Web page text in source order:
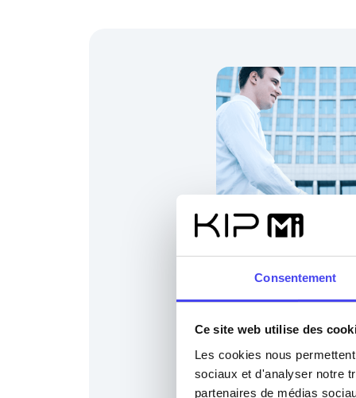
Consentement
Ce site web utilise des
Les cookies nous
sociaux et d'analyser notre
partenaires de médias
Ressources
Dans un contexte de
Ressources Humaines
complexes : offrir un
souveraineté des
numérique devient